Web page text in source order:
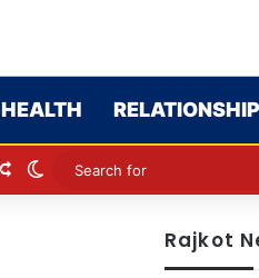
HEALTH RELATIONSHIP
Random Article
Switch skin
Rajkot